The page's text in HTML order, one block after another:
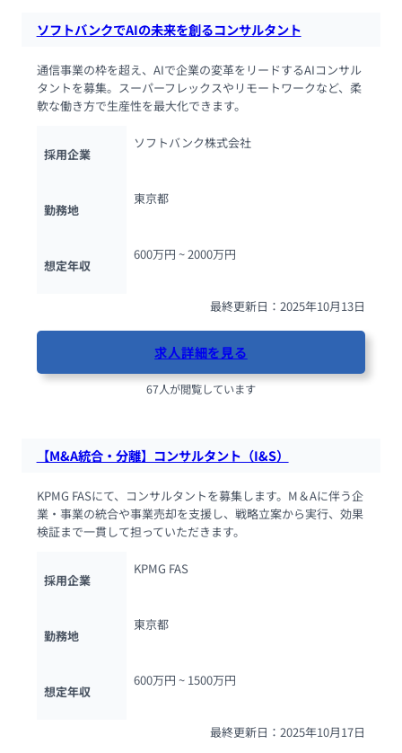
ソフトバンクでAIの未来を創るコンサルタント
通信事業の枠を超え、AIで企業の変革をリードするAIコンサル
タントを募集。スーパーフレックスやリモートワークなど、柔
軟な働き方で生産性を最大化できます。
採用企業
ソフトバンク株式会社
勤務地
東京都
想定年収
600万円 ~ 2000万円
最終更新日：2025年10月13日
求人詳細を見る
67人が閲覧しています
【M&A統合・分離】コンサルタント（I&S）
KPMG FASにて、コンサルタントを募集します。M＆Aに伴う企
業・事業の統合や事業売却を支援し、戦略立案から実行、効果
検証まで一貫して担っていただきます。
採用企業
KPMG FAS
勤務地
東京都
想定年収
600万円 ~ 1500万円
最終更新日：2025年10月17日